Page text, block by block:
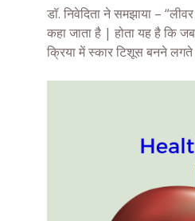
डॉ. निवेदिता ने समझाया –
कहा जाता है | होता यह है कि
क्रिया में स्कार टिशूस बनने